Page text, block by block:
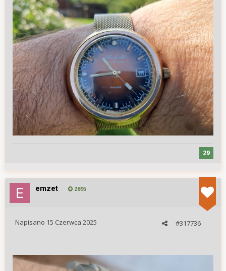
29
emzet 2895
#317736
Napisano 15 Czerwca 2025